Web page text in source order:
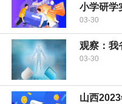
小学研学
03-30
观察：我
03-30
山西